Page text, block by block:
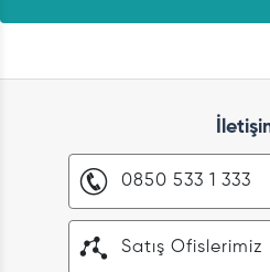
0850 533 1 333
Satış Ofislerimiz